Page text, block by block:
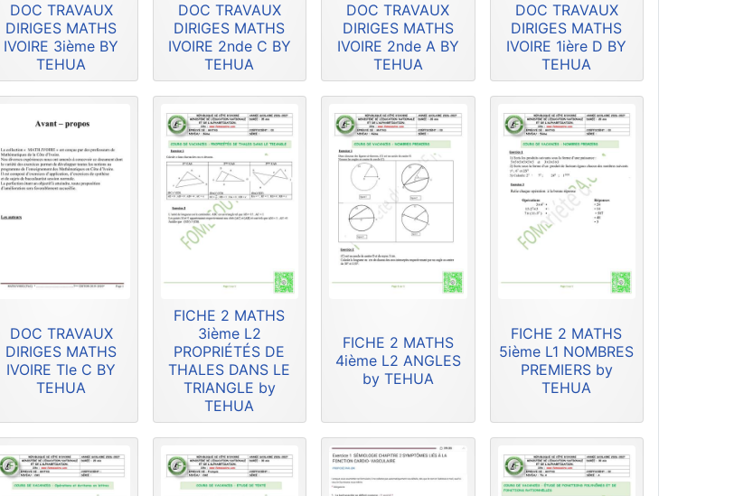
DOC TRAVAUX
DIRIGES MATHS
IVOIRE 3ième BY
TEHUA
DOC TRAVAUX
DIRIGES MATHS
IVOIRE 2nde C BY
TEHUA
DOC TRAVAUX
DIRIGES MATHS
IVOIRE 2nde A BY
TEHUA
DOC TRAVAUX
DIRIGES MATHS
IVOIRE 1ière D BY
TEHUA
DOC TRAVAUX
DIRIGES MATHS
IVOIRE Tle C BY
TEHUA
FICHE 2 MATHS
3ième L2
PROPRIÉTÉS DE
THALES DANS LE
TRIANGLE by
TEHUA
FICHE 2 MATHS
4ième L2 ANGLES
by TEHUA
FICHE 2 MATHS
5ième L1 NOMBRES
PREMIERS by
TEHUA